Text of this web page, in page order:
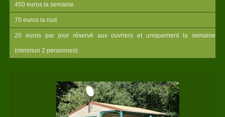
450 euros la semaine
70 euros la nuit
20 euros par jour réservé aux ouvriers et uniquement la semaine
(minimun 2 personnes)